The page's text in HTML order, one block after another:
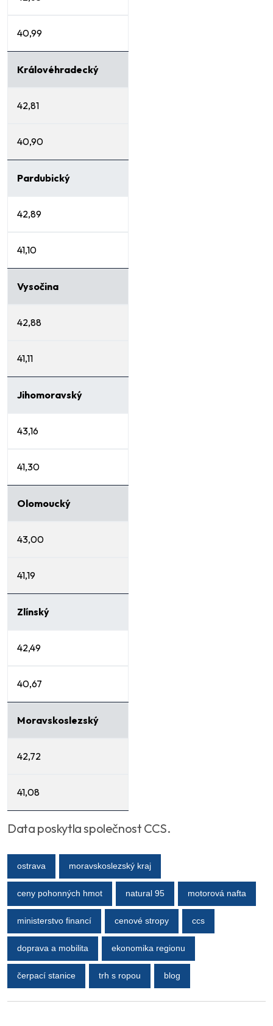
40,99
Královéhradecký
42,81
40,90
Pardubický
42,89
41,10
Vysočina
42,88
41,11
Jihomoravský
43,16
41,30
Olomoucký
43,00
41,19
Zlínský
42,49
40,67
Moravskoslezský
42,72
41,08
Data poskytla společnost CCS.
ostrava moravskoslezský kraj
ceny pohonných hmot natural 95 motorová nafta
ministerstvo financí cenové stropy ccs
doprava a mobilita ekonomika regionu
čerpací stanice trh s ropou blog